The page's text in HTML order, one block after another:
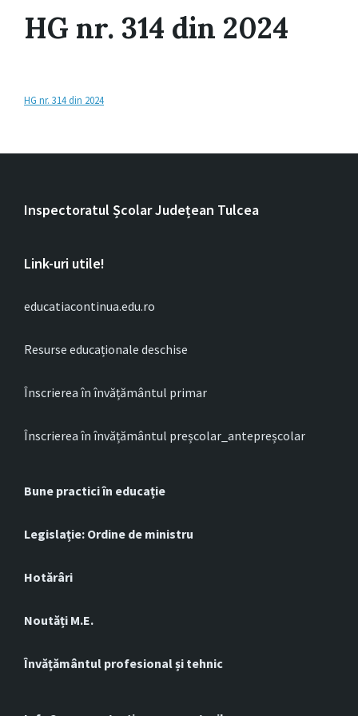
HG nr. 314 din 2024
HG nr. 314 din 2024
Inspectoratul Școlar Județean Tulcea
Link-uri utile!
educatiacontinua.edu.ro
Resurse educaționale deschise
Înscrierea în învățământul primar
Înscrierea în învățământul preșcolar_antepreșcolar
Bune practici în educație
Legislație: Ordine de ministru
Hotărâri
Noutăți M.E.
Învățământul profesional și tehnic